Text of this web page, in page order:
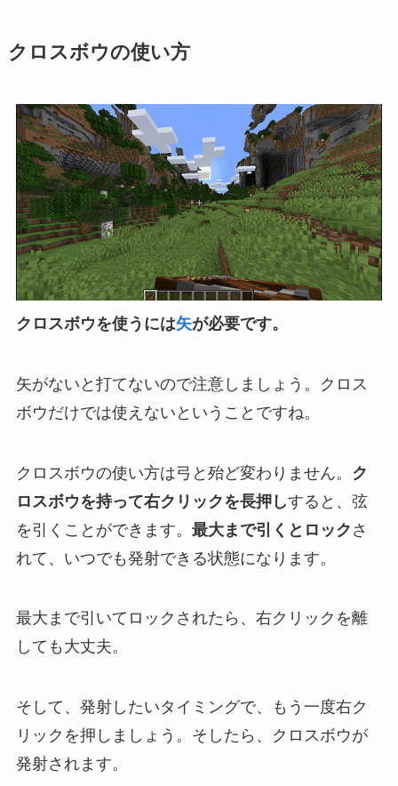
クロスボウの使い方
クロスボウを使うには矢が必要です。
矢がないと打てないので注意しましょう。クロス
ボウだけでは使えないということですね。
クロスボウの使い方は弓と殆ど変わりません。 ク
ロスボウを持って右クリックを長押しすると、弦
を引くことができます。 最大まで引くとロック さ
れて、いつでも発射できる状態になります。
最大まで引いてロックされたら、右クリックを離
しても大丈夫。
そして、発射したいタイミングで、もう一度右ク
リックを押しましょう。そしたら、クロスボウが
発射されます。